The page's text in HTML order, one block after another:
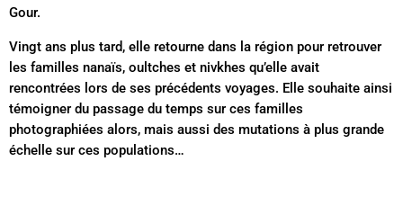
Gour.
Vingt ans plus tard, elle retourne dans la région pour retrouver
les familles nanaïs, oultches et nivkhes qu’elle avait
rencontrées lors de ses précédents voyages. Elle souhaite ainsi
témoigner du passage du temps sur ces familles
photographiées alors, mais aussi des mutations à plus grande
échelle sur ces populations…